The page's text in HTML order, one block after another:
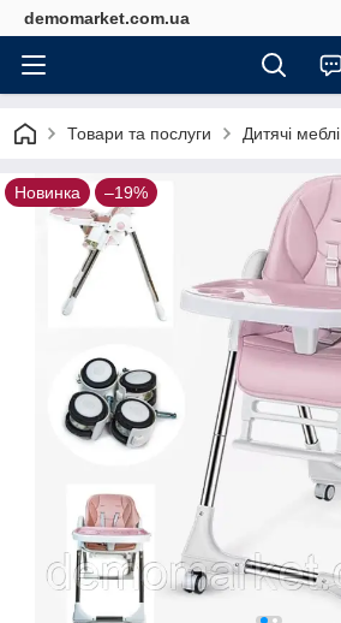
demomarket.com.ua
Товари та послуги Дитячі меблі
Новинка –19%